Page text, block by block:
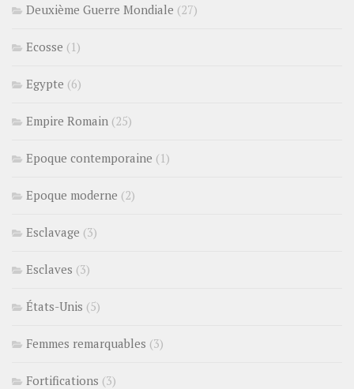
Deuxième Guerre Mondiale (27)
Ecosse (1)
Egypte (6)
Empire Romain (25)
Epoque contemporaine (1)
Epoque moderne (2)
Esclavage (3)
Esclaves (3)
États-Unis (5)
Femmes remarquables (3)
Fortifications (3)